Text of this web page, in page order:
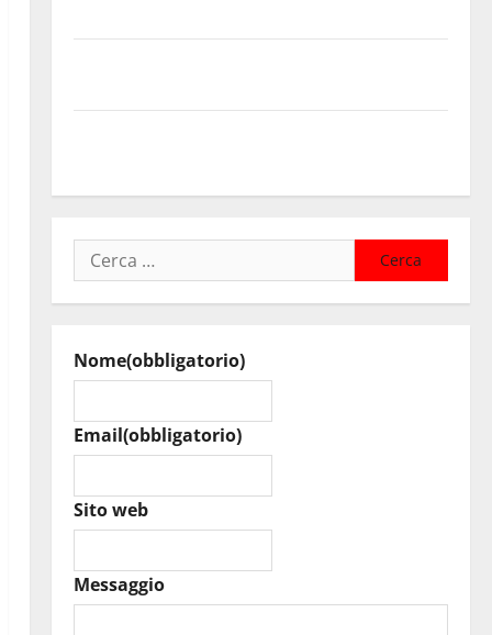
Ricerca
per:
Nome(obbligatorio)
Email(obbligatorio)
Sito web
Messaggio